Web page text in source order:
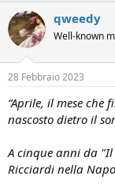
e
a
t
e
D
i
s
u
s
t
a
d
i
n
i
z
i
qweedy
Well-known
28 Febbraio 2023
“Aprile, il mese che
nascosto dietro il
A cinque anni da
Ricciardi nella